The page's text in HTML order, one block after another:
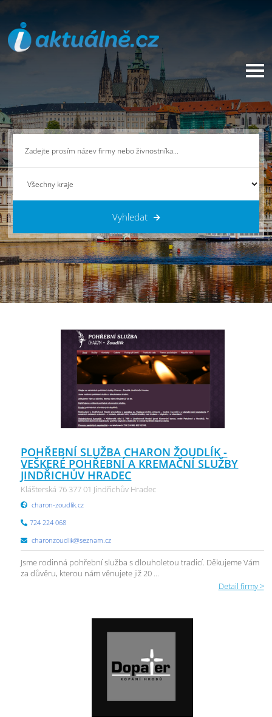
Vyhledat
POHŘEBNÍ SLUŽBA CHARON ŽOUDLÍK -
VEŠKERÉ POHŘEBNÍ A KREMAČNÍ SLUŽBY
JINDŘICHŮV HRADEC
Klášterská 76 377 01 Jindřichův Hradec
charon-zoudlik.cz
724 224 068
charonzoudlik@seznam.cz
Jsme rodinná pohřební služba s dlouholetou tradicí. Děkujeme Vám
za důvěru, kterou nám věnujete již 20 ...
Detail firmy >